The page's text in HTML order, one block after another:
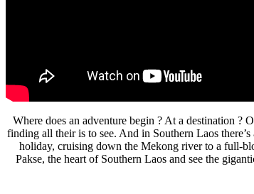
Where does an adventure begin ? At a destination
finding all their is to see. And in Southern Laos
holiday, cruising down the Mekong river to a full-
Pakse, the heart of Southern Laos and see the